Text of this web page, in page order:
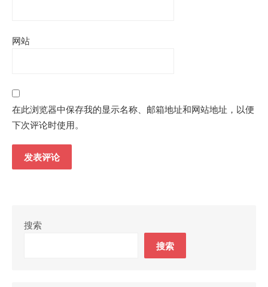
网站
在此浏览器中保存我的显示名称、邮箱地址和网站地址，以便
下次评论时使用。
搜索
搜索